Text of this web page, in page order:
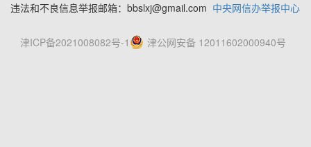
违法和不良信息举报邮箱：bbslxj@gmail.com 中央网信办举报中心
津公网安备 12011602000940号
津ICP备2021008082号-1